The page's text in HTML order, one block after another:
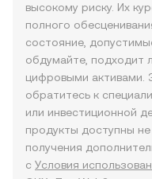
высокому риску. Их
полного
состояние,
обдумайте, подходит
цифровыми активами.
обратитесь к
или инвестиционной
продукты доступны
получения
с Условия